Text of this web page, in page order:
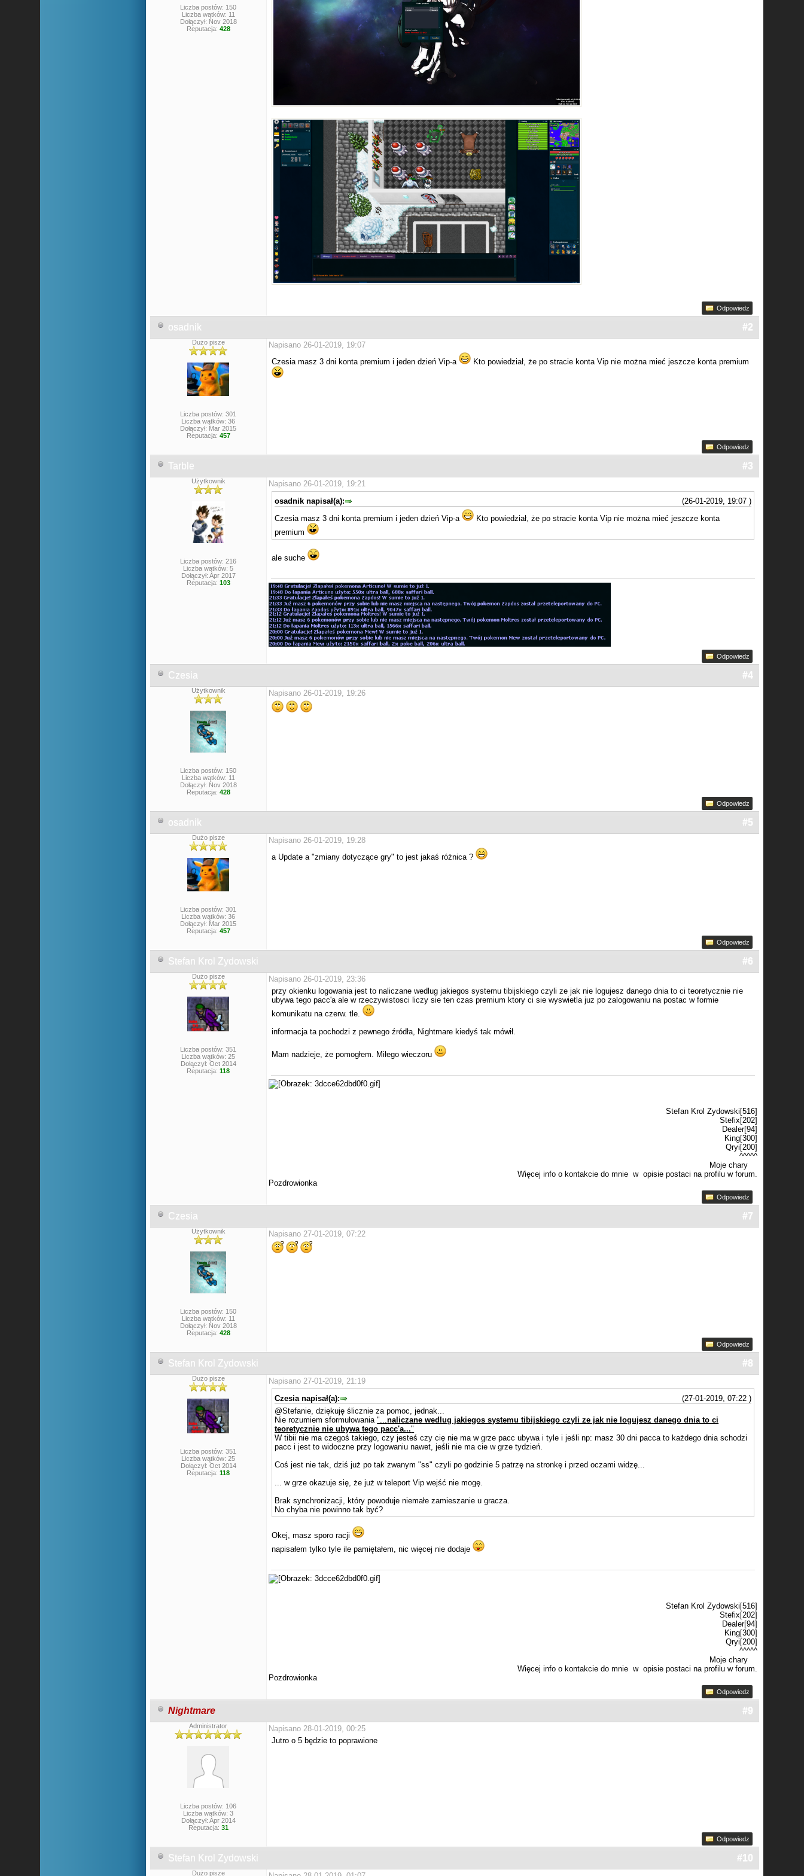
Liczba postów: 150
Liczba wątków: 11
Dołączył: Nov 2018
Reputacja: 428
Odpowiedz
osadnik #2
Dużo pisze
Liczba postów: 301
Liczba wątków: 36
Dołączył: Mar 2015
Reputacja: 457
Napisano 26-01-2019, 19:07
Czesia masz 3 dni konta premium i jeden dzień Vip-a
Kto powiedział, że po stracie konta Vip nie można mieć jeszcze konta premium
Odpowiedz
Tarble #3
Użytkownik
Liczba postów: 216
Liczba wątków: 5
Dołączył: Apr 2017
Reputacja: 103
Napisano 26-01-2019, 19:21
(26-01-2019, 19:07 )
osadnik napisał(a):
Czesia masz 3 dni konta premium i jeden dzień Vip-a
Kto powiedział, że po stracie konta Vip nie można mieć jeszcze konta
premium
ale suche
Odpowiedz
Czesia #4
Użytkownik
Liczba postów: 150
Liczba wątków: 11
Dołączył: Nov 2018
Reputacja: 428
Napisano 26-01-2019, 19:26
Odpowiedz
osadnik #5
Dużo pisze
Liczba postów: 301
Liczba wątków: 36
Dołączył: Mar 2015
Reputacja: 457
Napisano 26-01-2019, 19:28
a Update a "zmiany dotyczące gry" to jest jakaś różnica ?
Odpowiedz
Stefan Krol Zydowski #6
Dużo pisze
Liczba postów: 351
Liczba wątków: 25
Dołączył: Oct 2014
Reputacja:118
Napisano 26-01-2019, 23:36
przy okienku logowania jest to naliczane wedlug jakiegos systemu tibijskiego czyli ze jak nie logujesz danego dnia to ci teoretycznie nie
ubywa tego pacc'a ale w rzeczywistosci liczy sie ten czas premium ktory ci sie wyswietla juz po zalogowaniu na postac w formie
komunikatu na czerw. tle.
informacja ta pochodzi z pewnego źródła, Nightmare kiedyś tak mówił.
Mam nadzieje, że pomogłem. Miłego wieczoru
Stefan Krol Zydowski[516]
Stefix[202]
Dealer[94]
King[300]
Qryi[200]
^^^^^
Moje chary
Więcej info o kontakcie do mnie w opisie postaci na profilu w forum.
Pozdrowionka
Odpowiedz
Czesia #7
Użytkownik
Liczba postów: 150
Liczba wątków: 11
Dołączył: Nov 2018
Reputacja: 428
Napisano 27-01-2019, 07:22
Odpowiedz
Stefan Krol Zydowski #8
Dużo pisze
Liczba postów: 351
Liczba wątków: 25
Dołączył: Oct 2014
Reputacja:118
Napisano 27-01-2019, 21:19
(27-01-2019, 07:22 )
Czesia napisał(a):
@Stefanie, dziękuję ślicznie za pomoc, jednak...
Nie rozumiem sformułowania"...naliczane wedlug jakiegos systemu tibijskiego czyli ze jak nie logujesz danego dnia to ci
teoretycznie nie ubywa tego pacc'a..."
W tibii nie ma czegoś takiego, czy jesteś czy cię nie ma w grze pacc ubywa i tyle i jeśli np: masz 30 dni pacca to każdego dnia schodzi
pacc i jest to widoczne przy logowaniu nawet, jeśli nie ma cie w grze tydzień.
Coś jest nie tak, dziś już po tak zwanym "ss" czyli po godzinie 5 patrzę na stronkę i przed oczami widzę...
... w grze okazuje się, że już w teleport Vip wejść nie mogę.
Brak synchronizacji, który powoduje niemałe zamieszanie u gracza.
No chyba nie powinno tak być?
Okej, masz sporo racji
napisałem tylko tyle ile pamiętałem, nic więcej nie dodaje
Stefan Krol Zydowski[516]
Stefix[202]
Dealer[94]
King[300]
Qryi[200]
^^^^^
Moje chary
Więcej info o kontakcie do mnie w opisie postaci na profilu w forum.
Pozdrowionka
Odpowiedz
Nightmare #9
Administrator
Liczba postów: 106
Liczba wątków: 3
Dołączył: Apr 2014
Reputacja: 31
Napisano 28-01-2019, 00:25
Jutro o 5 będzie to poprawione
Odpowiedz
Stefan Krol Zydowski #10
Dużo pisze